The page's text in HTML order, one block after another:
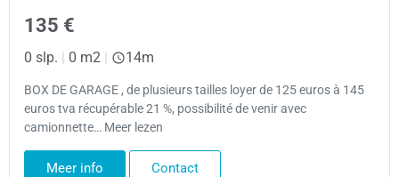
135 €
0 slp. | 0 m2 | 14m
BOX DE GARAGE , de plusieurs tailles loyer de 125 euros à 145
euros tva récupérable 21 %, possibilité de venir avec
camionnette… Meer lezen
Meer info Contact